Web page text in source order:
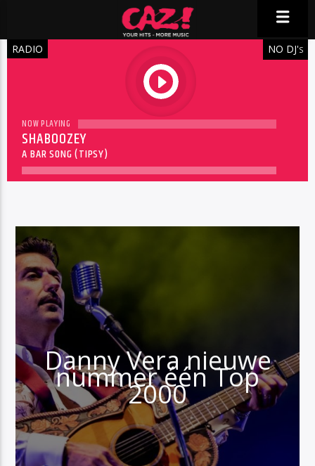
RADIO
play
NO DJ'S
NOW PLAYING
SHABOOZEY
A BAR SONG (TIPSY)
Danny Vera nieuwe
nummer één Top
2000